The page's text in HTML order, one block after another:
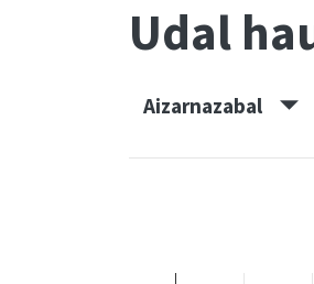
Udal
Aizarnazabal